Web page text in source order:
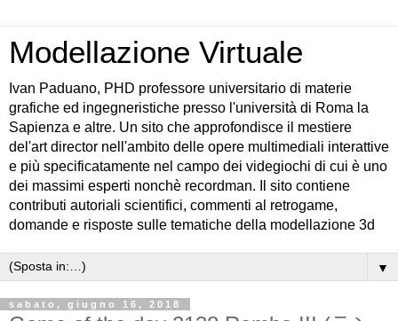
Modellazione Virtuale
Ivan Paduano, PHD professore universitario di materie
grafiche ed ingegneristiche presso l'università di Roma la
Sapienza e altre. Un sito che approfondisce il mestiere
del'art director nell'ambito delle opere multimediali interattive
e più specificatamente nel campo dei videgiochi di cui è uno
dei massimi esperti nonchè recordman. Il sito contiene
contributi autoriali scientifici, commenti al retrogame,
domande e risposte sulle tematiche della modellazione 3d
▼
sabato, giugno 16, 2018